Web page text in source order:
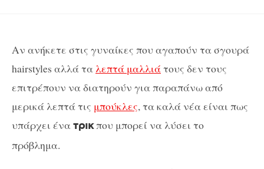
Aν ανήκετε στις γυναίκες που αγαπούν τα σγουρά
hairstyles αλλά τα λεπτά μαλλιάτους δεν τους
επιτρέπουν να διατηρούν για παραπάνω από
μερικά λεπτά τις μπούκλες, τα καλά νέα είναι πως
υπάρχει ένατρικπου μπορεί να λύσει το
πρόβλημα.